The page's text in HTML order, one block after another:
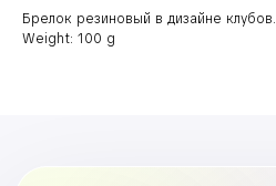
Брелок резиновый в дизайне клубов.
Weight: 100 g